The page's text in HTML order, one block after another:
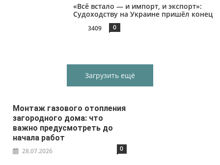
«Всё встало — и импорт, и экспорт»:
Судоходству на Украине пришёл конец
3409 0
Загрузить ещё
Монтаж газового отопления
загородного дома: что
важно предусмотреть до
начала работ
28.07.2026 0